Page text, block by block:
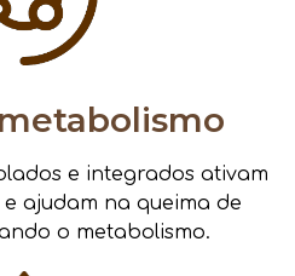
e integrados ativam
ajudam na queima de
o metabolismo.